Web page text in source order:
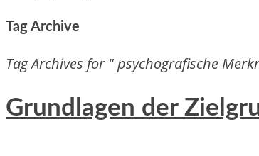
Tag Archive
Tag Archives for " psychografische
Grundlagen der